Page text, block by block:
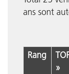
ans sont
Rang
»